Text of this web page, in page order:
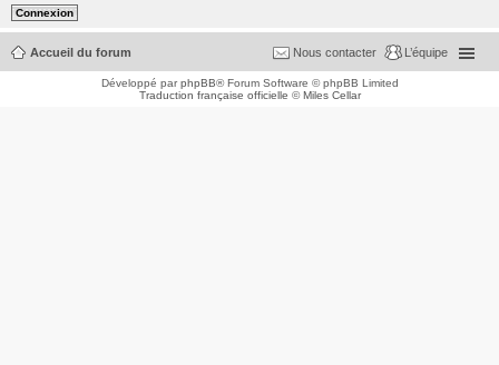
Accueil du forum L’équipe
Nous contacter
Développé parphpBB® Forum Software © phpBB Limited
Traduction française officielle ©Miles Cellar